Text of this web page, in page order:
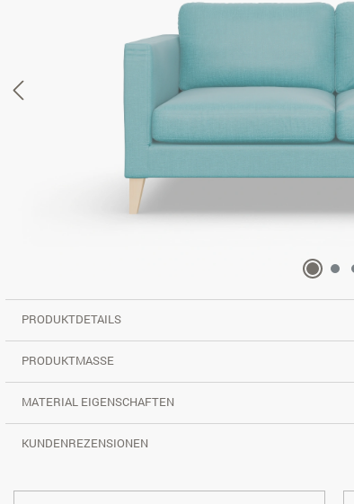
PRODUKTDETAILS
PRODUKTMASSE
MATERIAL EIGENSCHAFTEN
KUNDENREZENSIONEN